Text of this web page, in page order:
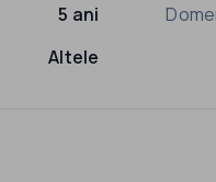
5 ani
Altele